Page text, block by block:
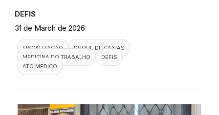
DEFIS
31 de March de 2026
FISCALIZACAO
DUQUE DE CAXIAS
MEDICINA DO TRABALHO
DEFIS
ATO MEDICO